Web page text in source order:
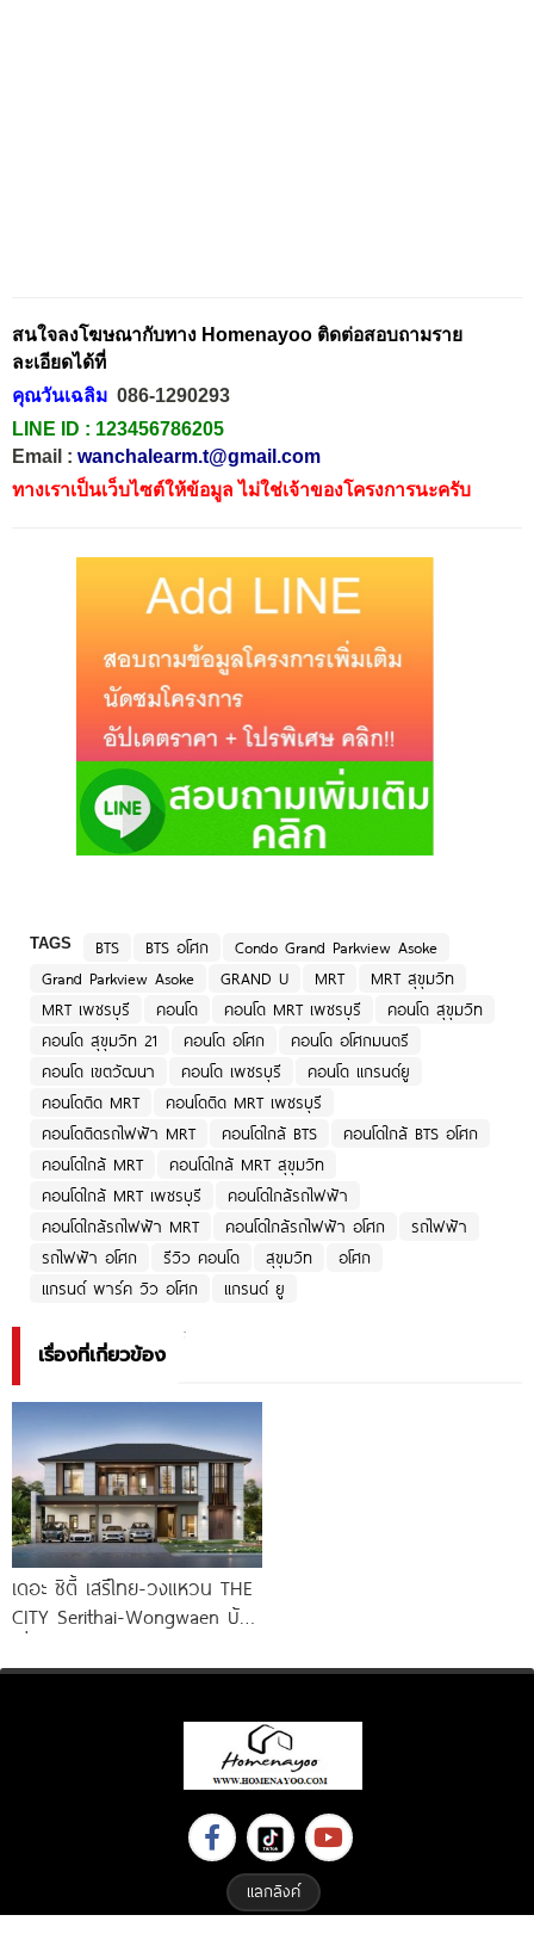
สนใจลงโฆษณากับทาง Homenayoo ติดต่อสอบถามราย
ละเอียดได้ที่
คุณวันเฉลิม 086-1290293
LINE ID : 123456786205
Email : wanchalearm.t@gmail.com
ทางเราเป็นเว็บไซต์ให้ข้อมูล ไม่ใช่เจ้าของโครงการนะครับ
TAGS BTS BTS อโศก
Condo Grand Parkview Asoke
Grand Parkview Asoke
GRAND U MRT
MRT สุขุมวิท
MRT เพชรบุรี
คอนโด คอนโด MRT เพชรบุรี
คอนโด สุขุมวิท
คอนโด สุขุมวิท 21
คอนโด อโศก
คอนโด อโศกมนตรี
คอนโด เขตวัฒนา
คอนโด เพชรบุรี
คอนโด แกรนด์ยู
คอนโดติด MRT
คอนโดติด MRT เพชรบุรี
คอนโดติดรถไฟฟ้า MRT
คอนโดใกล้ BTS
คอนโดใกล้ BTS อโศก
คอนโดใกล้ MRT
คอนโดใกล้ MRT สุขุมวิท
คอนโดใกล้ MRT เพชรบุรี
คอนโดใกล้รถไฟฟ้า
คอนโดใกล้รถไฟฟ้า MRT
คอนโดใกล้รถไฟฟ้า อโศก
รถไฟฟ้า
รถไฟฟ้า อโศก
รีวิว คอนโด สุขุมวิท
อโศก
แกรนด์ พาร์ค วิว อโศก
แกรนด์ ยู
เรื่องที่เกี่ยวข้อง
เดอะ ซิตี้ เสรีไทย-วงแหวน THE
CITY Serithai-Wongwaen บ้าน
แลกลิงค์